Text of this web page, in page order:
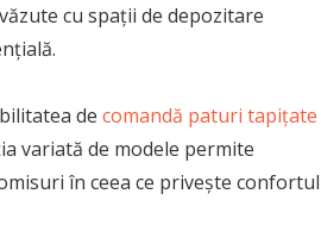
cu spații de depozitare
de comandă paturi tapițate
variată de modele permite
în ceea ce privește confortul